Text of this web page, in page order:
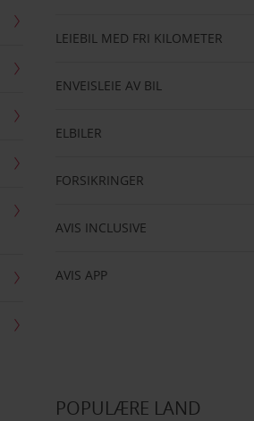
LEIEBIL MED FRI KILOMETER
ENVEISLEIE AV BIL
ELBILER
FORSIKRINGER
AVIS INCLUSIVE
AVIS APP
POPULÆRE LAND